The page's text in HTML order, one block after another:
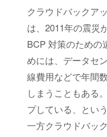
クラウドバックア
は、2011年の震災
BCP 対策のための
めには、データセ
線費用などで年間
しまうこともある
プしている、とい
一方クラウドバッ